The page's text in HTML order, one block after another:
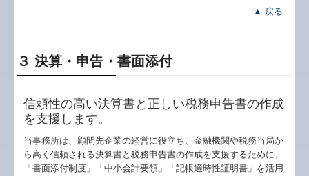
▲ 戻る
３ 決算・申告・書面添付
信頼性の高い決算書と正しい税務申告書の作成
を支援します。
当事務所は、顧問先企業の経営に役立ち、金融機関や税務当局か
ら高く信頼される決算書と税務申告書の作成を支援するために、
「書面添付制度」「中小会計要領」「記帳適時性証明書」を活用